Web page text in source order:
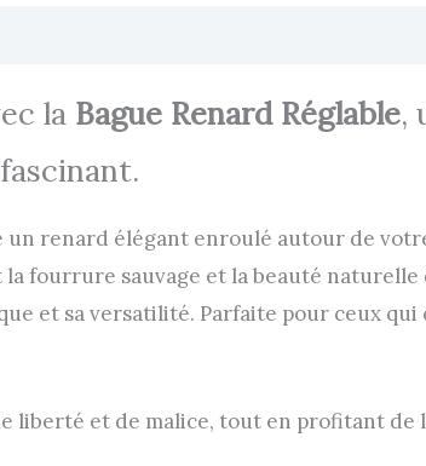
la Bague Renard Réglable,
renard élégant enroulé autour de
fourrure sauvage et la beauté
et sa versatilité. Parfaite pour ceux
liberté et de malice, tout en profitant